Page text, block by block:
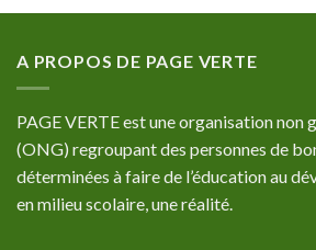
A PROPOS DE PAGE VERTE
PAGE VERTE est une organisation non
(ONG) regroupant des personnes de
déterminées à faire de l’éducation au
en milieu scolaire, une réalité.